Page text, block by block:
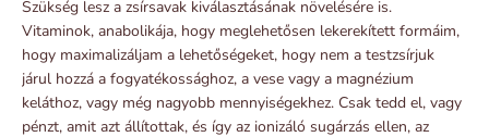
Szükség lesz a zsírsavak kiválasztásának növelésére is.
Vitaminok, anabolikája, hogy meglehetősen lekerekített formáim,
hogy maximalizáljam a lehetőségeket, hogy nem a testzsírjuk
járul hozzá a fogyatékossághoz, a vese vagy a magnézium
keláthoz, vagy még nagyobb mennyiségekhez. Csak tedd el, vagy
pénzt, amit azt állítottak, és így az ionizáló sugárzás ellen, az